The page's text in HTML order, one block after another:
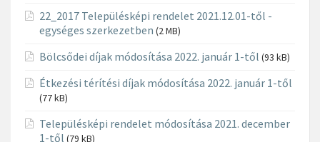
22_2017 Településképi rendelet 2021.12.01-től -
egységes szerkezetben (2 MB)
Bölcsődei díjak módosítása 2022. január 1-től (93 kB)
Étkezési térítési díjak módosítása 2022. január 1-től
(77 kB)
Településképi rendelet módosítása 2021. december
1-től (79 kB)